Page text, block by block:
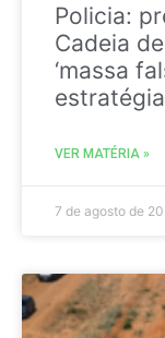
Policia:
Cadeia
‘massa
VER MATÉRIA »
7 de agosto de